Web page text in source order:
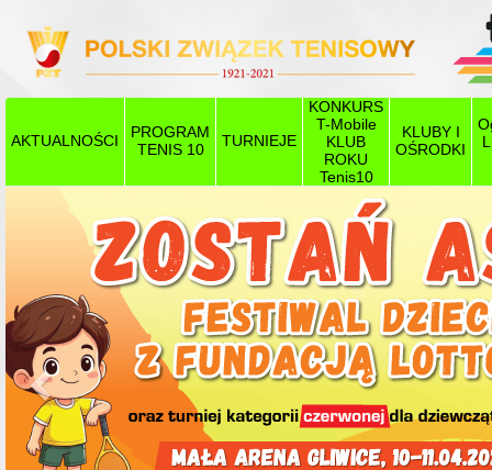
AKTUALNOŚCI
PROGRAM
TENIS 10
TURNIEJE
KONKURS
T-Mobile
KLUB
ROKU
Tenis10
KLUBY I
OŚRODKI
Poprzedni